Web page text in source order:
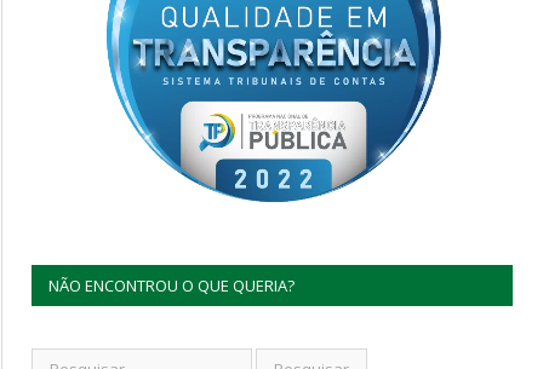
NÃO ENCONTROU O QUE QUERIA?